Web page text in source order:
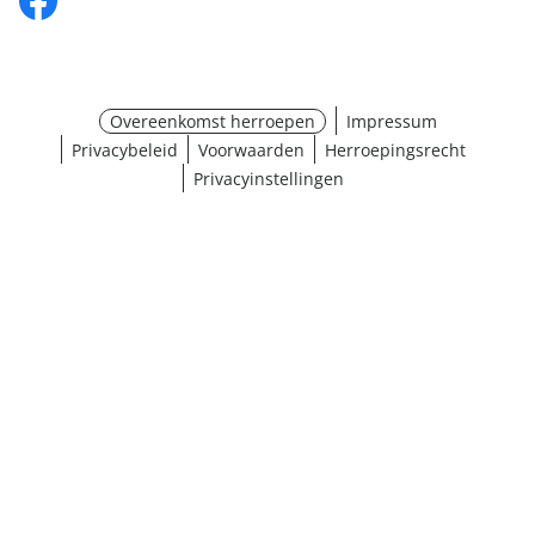
Overeenkomst herroepen
Impressum
Privacybeleid
Voorwaarden
Herroepingsrecht
Privacyinstellingen